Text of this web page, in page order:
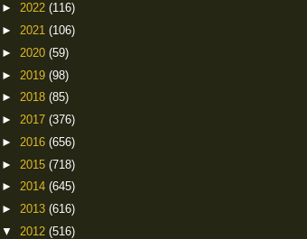
► 2022 (116)
► 2021 (106)
► 2020 (59)
► 2019 (98)
► 2018 (85)
► 2017 (376)
► 2016 (656)
► 2015 (718)
► 2014 (645)
► 2013 (616)
▼ 2012 (516)